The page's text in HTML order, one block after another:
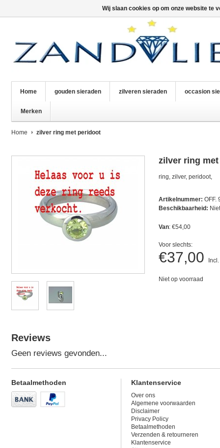
Home gouden sieraden zilveren sieraden occasion
Merken
Home zilver ring met peridoot
zilver ring
ring, zilver, peridoot,
Artikelnummer: OFF.
Beschikbaarheid:
Van: €54,00
Voor slechts:
€37,00
Niet op voorraad
Reviews
Geen reviews gevonden...
Betaalmethoden Klantenservice
Over ons
Algemene voorwaarden
Disclaimer
Privacy Policy
Betaalmethoden
Verzenden & retourneren
Klantenservice
Wij slaan cookies op om onze website te